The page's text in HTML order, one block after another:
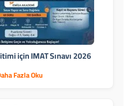
için IMAT Sınavı 2026
Fazla Oku